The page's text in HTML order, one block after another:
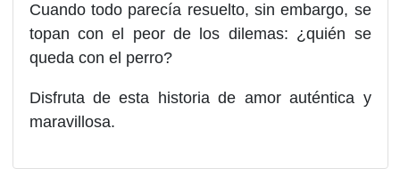
Cuando todo parecía resuelto, sin embargo, se
topan con el peor de los dilemas: ¿quién se
queda con el perro?
Disfruta de esta historia de amor auténtica y
maravillosa.